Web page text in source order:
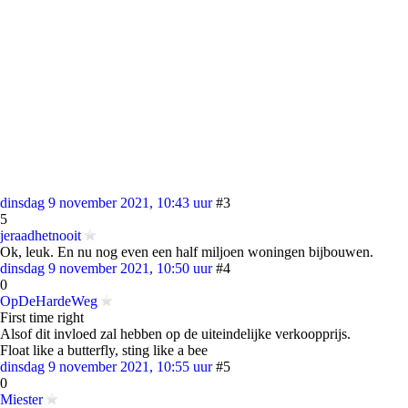
dinsdag 9 november 2021, 10:43 uur #3
5
jeraadhetnooit
Ok, leuk. En nu nog even een half miljoen woningen bijbouwen.
dinsdag 9 november 2021, 10:50 uur #4
0
OpDeHardeWeg
First time right
Alsof dit invloed zal hebben op de uiteindelijke verkoopprijs.
Float like a butterfly, sting like a bee
dinsdag 9 november 2021, 10:55 uur #5
0
Miester